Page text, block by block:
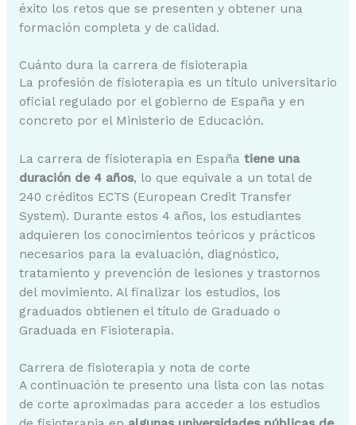
éxito los retos que se presenten y obtener una
formación completa y de calidad.
Cuánto dura la carrera de fisioterapia
La profesión de fisioterapia es un título universitario
oficial regulado por el gobierno de España y en
concreto por el Ministerio de Educación.
La carrera de fisioterapia en España tiene una
duración de 4 años, lo que equivale a un total de
240 créditos ECTS (European Credit Transfer
System). Durante estos 4 años, los estudiantes
adquieren los conocimientos teóricos y prácticos
necesarios para la evaluación, diagnóstico,
tratamiento y prevención de lesiones y trastornos
del movimiento. Al finalizar los estudios, los
graduados obtienen el título de Graduado o
Graduada en Fisioterapia.
Carrera de fisioterapia y nota de corte
A continuación te presento una lista con las notas
de corte aproximadas para acceder a los estudios